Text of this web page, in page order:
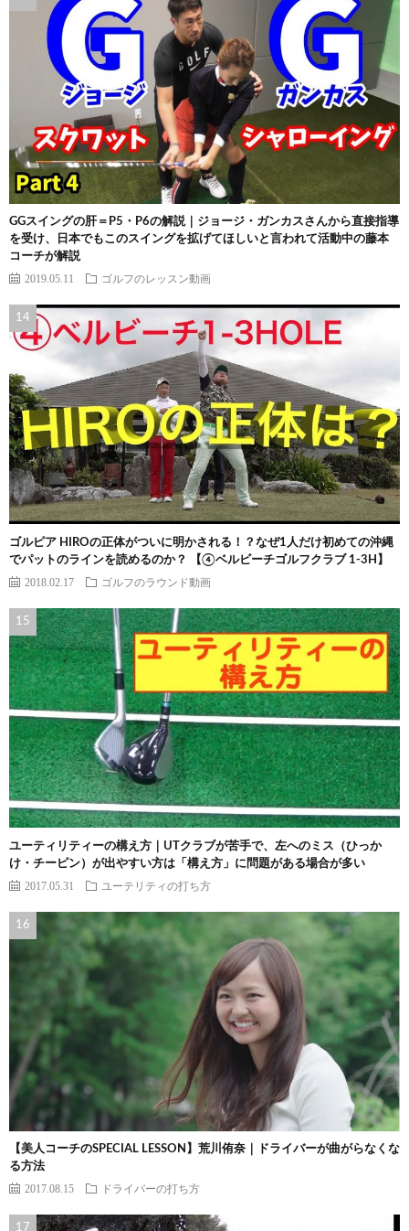
GGスイングの肝＝P5・P6の解説｜ジョージ・ガンカスさんから直接指導
を受け、日本でもこのスイングを拡げてほしいと言われて活動中の藤本
コーチが解説
2019.05.11 ゴルフのレッスン動画
ゴルピア HIROの正体がついに明かされる！？なぜ1人だけ初めての沖縄
でパットのラインを読めるのか？ 【④ベルビーチゴルフクラブ 1-3H】
2018.02.17 ゴルフのラウンド動画
ユーティリティーの構え方｜UTクラブが苦手で、左へのミス（ひっか
け・チーピン）が出やすい方は「構え方」に問題がある場合が多い
2017.05.31 ユーテリティの打ち方
【美人コーチのSPECIAL LESSON】荒川侑奈｜ドライバーが曲がらなくな
る方法
2017.08.15 ドライバーの打ち方